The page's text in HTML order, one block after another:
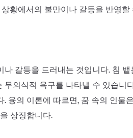
황에서의 불만이나 갈등을 반영할
갈등을 드러내는 것입니다. 침
의식적 욕구를 나타낼 수 있습니
융의 이론에 따르면, 꿈 속의 인물
상징합니다.